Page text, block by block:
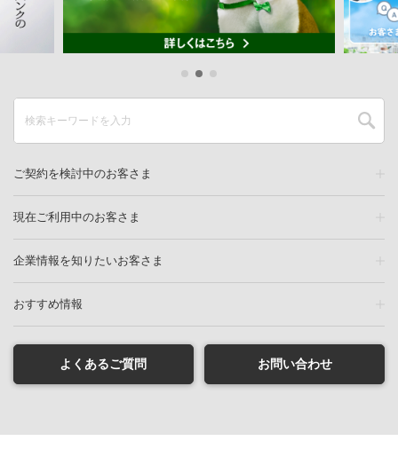
ご契約を検討中のお客さま
現在ご利用中のお客さま
企業情報を知りたいお客さま
おすすめ情報
よくあるご質問 お問い合わせ